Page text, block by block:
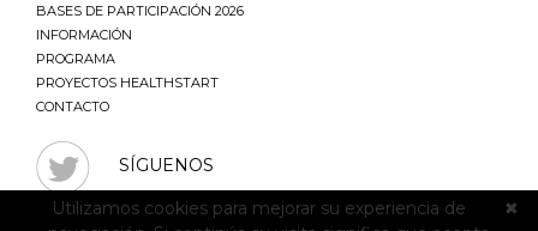
BASES DE PARTICIPACIÓN 2026
INFORMACIÓN
PROGRAMA
PROYECTOS HEALTHSTART
CONTACTO
SÍGUENOS
✖
Utilizamos cookies para mejorar su experiencia de